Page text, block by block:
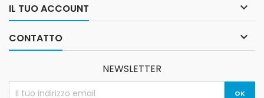
IL TUO ACCOUNT 
CONTATTO 
NEWSLETTER